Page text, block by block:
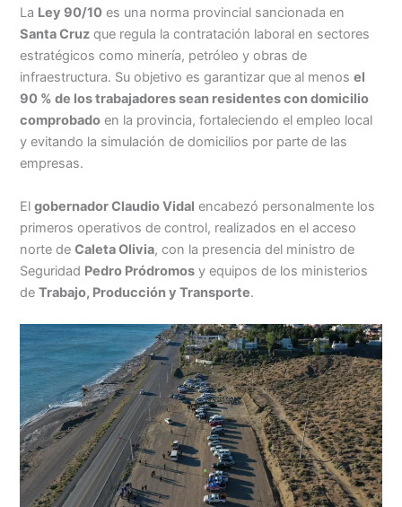
La Ley 90/10 es una norma provincial sancionada en
Santa Cruz que regula la contratación laboral en sectores
estratégicos como minería, petróleo y obras de
infraestructura. Su objetivo es garantizar que al menosel
90 % de los trabajadores sean residentes con domicilio
comprobado en la provincia, fortaleciendo el empleo local
y evitando la simulación de domicilios por parte de las
empresas.
Elgobernador Claudio Vidal encabezó personalmente los
primeros operativos de control, realizados en el acceso
norte deCaleta Olivia, con la presencia del ministro de
Seguridad Pedro Pródromos y equipos de los ministerios
deTrabajo, Producción y Transporte.